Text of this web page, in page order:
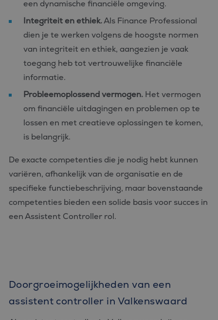
een dynamische financiële omgeving.
Integriteit en ethiek.Als Finance Professional
dien je te werken volgens de hoogste normen
van integriteit en ethiek, aangezien je vaak
toegang heb tot vertrouwelijke financiële
informatie.
Probleemoplossend vermogen. Het vermogen
om financiële uitdagingen en problemen op te
lossen en met creatieve oplossingen te komen,
is belangrijk.
De exacte competenties die je nodig hebt kunnen
variëren, afhankelijk van de organisatie en de
specifieke functiebeschrijving, maar bovenstaande
competenties bieden een solide basis voor succes in
een Assistent Controller rol.
Doorgroeimogelijkheden van een
assistent controller in Valkenswaard